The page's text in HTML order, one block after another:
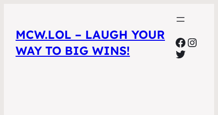
MCW.LOL – LAUGH YOUR
WAY TO BIG WINS!
Twitter